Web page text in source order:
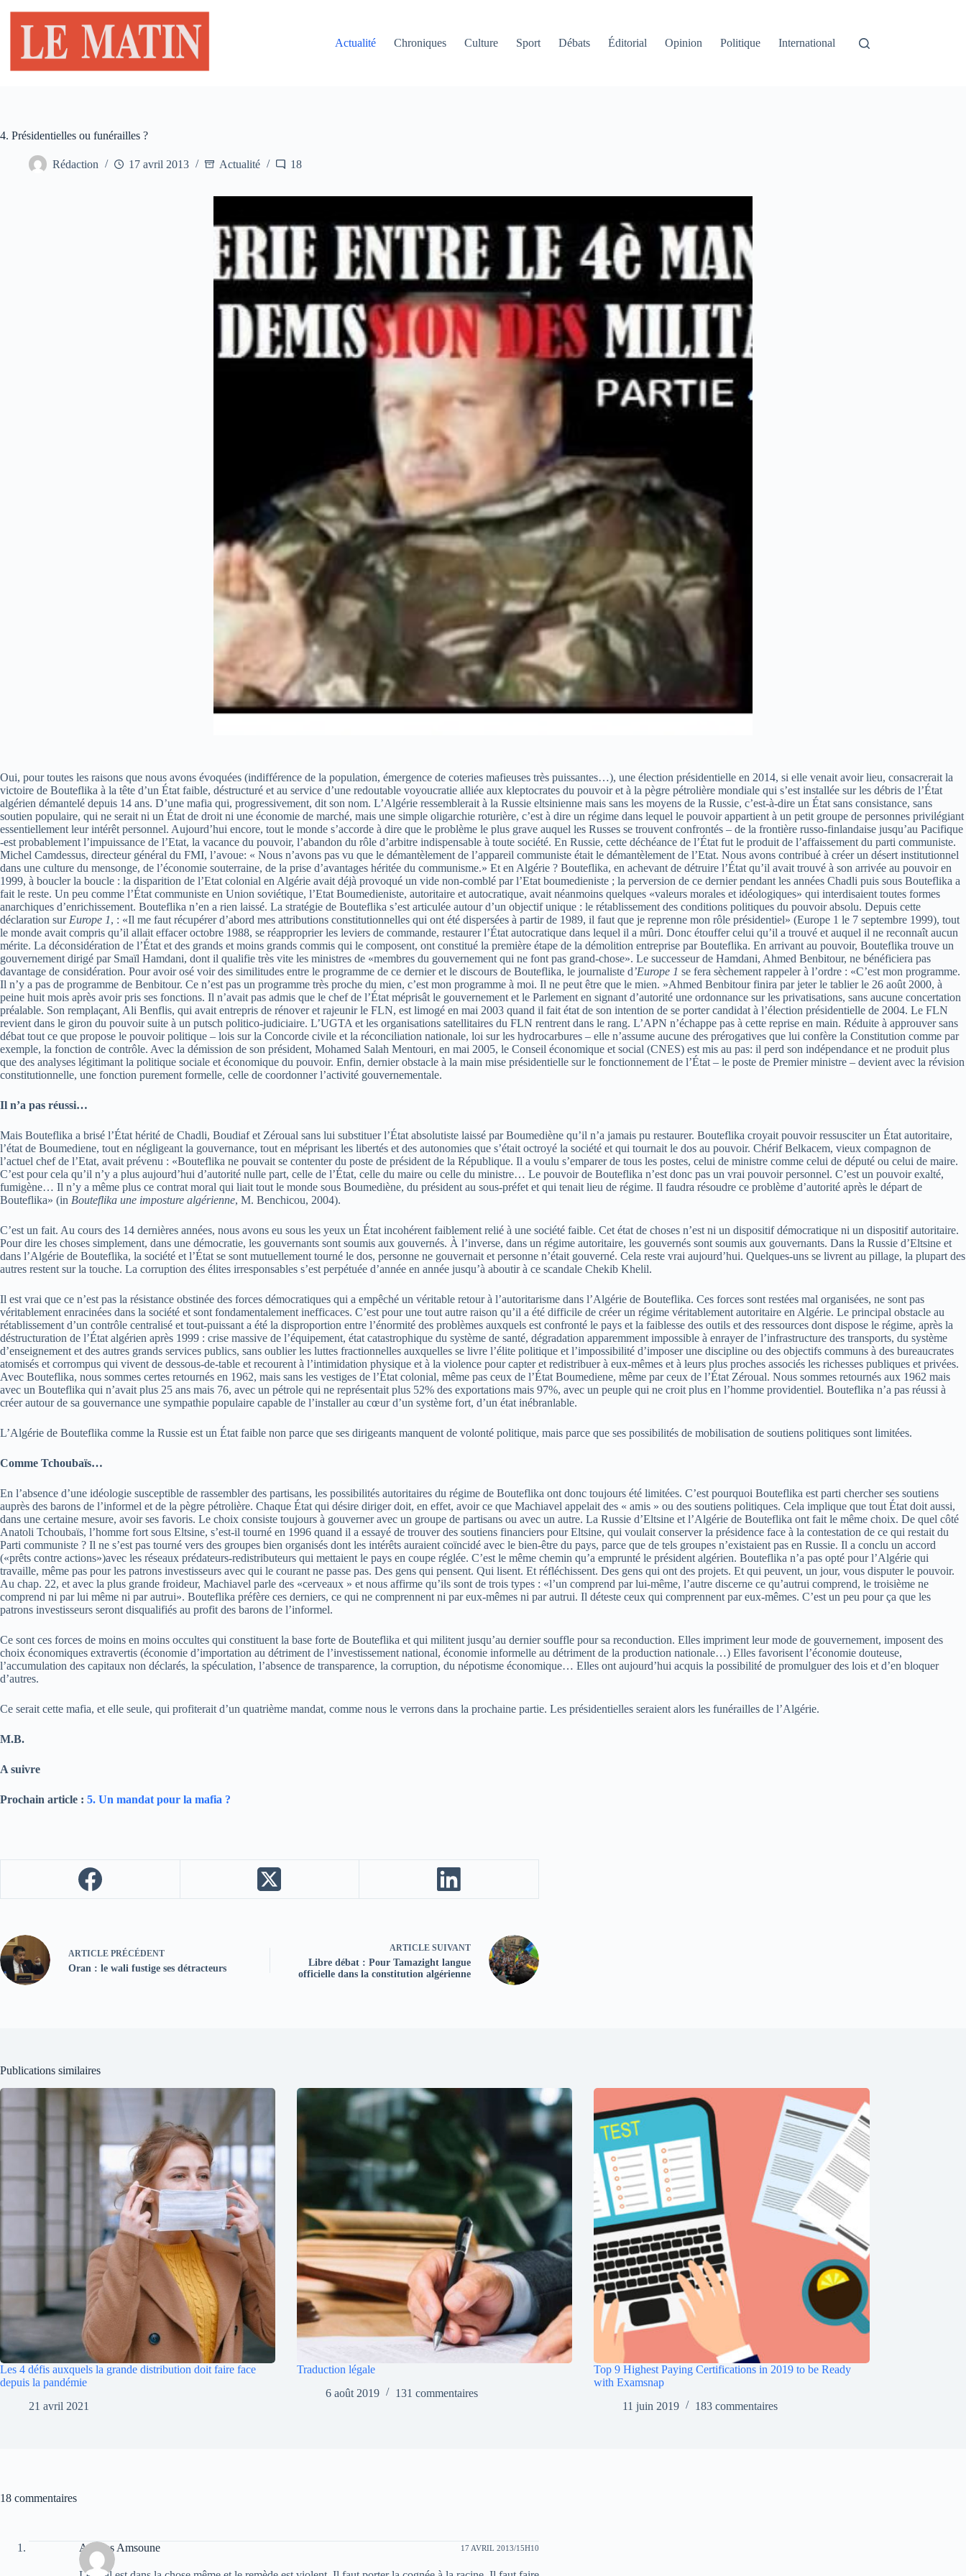
contenu
Actualité
Chroniques Culture Sport Débats Éditorial Opinion Politique International
4. Présidentielles ou funérailles ?
Rédaction 17 avril 2013 Actualité 18
Oui, pour toutes les raisons que nous avons évoquées (indifférence de la population, émergence de coteries mafieuses très puissantes…), une élection présidentielle en 2014, si elle venait avoir lieu, consacrerait la
victoire de Bouteflika à la tête d’un État faible, déstructuré et au service d’une redoutable voyoucratie alliée aux kleptocrates du pouvoir et à la pègre pétrolière mondiale qui s’est installée sur les débris de l’État
algérien démantelé depuis 14 ans. D’une mafia qui, progressivement, dit son nom. L’Algérie ressemblerait à la Russie eltsinienne mais sans les moyens de la Russie, c’est-à-dire un État sans consistance, sans
soutien populaire, qui ne serait ni un État de droit ni une économie de marché, mais une simple oligarchie roturière, c’est à dire un régime dans lequel le pouvoir appartient à un petit groupe de personnes privilégiant
essentiellement leur intérêt personnel. Aujourd’hui encore, tout le monde s’accorde à dire que le problème le plus grave auquel les Russes se trouvent confrontés – de la frontière russo-finlandaise jusqu’au Pacifique
-est probablement l’impuissance de l’Etat, la vacance du pouvoir, l’abandon du rôle d’arbitre indispensable à toute société. En Russie, cette déchéance de l’État fut le produit de l’affaissement du parti communiste.
Michel Camdessus, directeur général du FMI, l’avoue: « Nous n’avons pas vu que le démantèlement de l’appareil communiste était le démantèlement de l’Etat. Nous avons contribué à créer un désert institutionnel
dans une culture du mensonge, de l’économie souterraine, de la prise d’avantages héritée du communisme.» Et en Algérie ? Bouteflika, en achevant de détruire l’État qu’il avait trouvé à son arrivée au pouvoir en
1999, à boucler la boucle : la disparition de l’Etat colonial en Algérie avait déjà provoqué un vide non-comblé par l’Etat boumedieniste ; la perversion de ce dernier pendant les années Chadli puis sous Bouteflika a
fait le reste. Un peu comme l’État communiste en Union soviétique, l’Etat Boumedieniste, autoritaire et autocratique, avait néanmoins quelques «valeurs morales et idéologiques» qui interdisaient toutes formes
anarchiques d’enrichissement. Bouteflika n’en a rien laissé. La stratégie de Bouteflika s’est articulée autour d’un objectif unique : le rétablissement des conditions politiques du pouvoir absolu. Depuis cette
déclaration sur Europe 1, : «Il me faut récupérer d’abord mes attributions constitutionnelles qui ont été dispersées à partir de 1989, il faut que je reprenne mon rôle présidentiel» (Europe 1 le 7 septembre 1999), tout
le monde avait compris qu’il allait effacer octobre 1988, se réapproprier les leviers de commande, restaurer l’État autocratique dans lequel il a mûri. Donc étouffer celui qu’il a trouvé et auquel il ne reconnaît aucun
mérite. La déconsidération de l’État et des grands et moins grands commis qui le composent, ont constitué la première étape de la démolition entreprise par Bouteflika. En arrivant au pouvoir, Bouteflika trouve un
gouvernement dirigé par Smaïl Hamdani, dont il qualifie très vite les ministres de «membres du gouvernement qui ne font pas grand-chose». Le successeur de Hamdani, Ahmed Benbitour, ne bénéficiera pas
davantage de considération. Pour avoir osé voir des similitudes entre le programme de ce dernier et le discours de Bouteflika, le journaliste d’Europe 1 se fera sèchement rappeler à l’ordre : «C’est mon programme.
Il n’y a pas de programme de Benbitour. Ce n’est pas un programme très proche du mien, c’est mon programme à moi. Il ne peut être que le mien. »Ahmed Benbitour finira par jeter le tablier le 26 août 2000, à
peine huit mois après avoir pris ses fonctions. Il n’avait pas admis que le chef de l’État méprisât le gouvernement et le Parlement en signant d’autorité une ordonnance sur les privatisations, sans aucune concertation
préalable. Son remplaçant, Ali Benflis, qui avait entrepris de rénover et rajeunir le FLN, est limogé en mai 2003 quand il fait état de son intention de se porter candidat à l’élection présidentielle de 2004. Le FLN
revient dans le giron du pouvoir suite à un putsch politico-judiciaire. L’UGTA et les organisations satellitaires du FLN rentrent dans le rang. L’APN n’échappe pas à cette reprise en main. Réduite à approuver sans
débat tout ce que propose le pouvoir politique – lois sur la Concorde civile et la réconciliation nationale, loi sur les hydrocarbures – elle n’assume aucune des prérogatives que lui confère la Constitution comme par
exemple, la fonction de contrôle. Avec la démission de son président, Mohamed Salah Mentouri, en mai 2005, le Conseil économique et social (CNES) est mis au pas: il perd son indépendance et ne produit plus
que des analyses légitimant la politique sociale et économique du pouvoir. Enfin, dernier obstacle à la main mise présidentielle sur le fonctionnement de l’État – le poste de Premier ministre – devient avec la révision
constitutionnelle, une fonction purement formelle, celle de coordonner l’activité gouvernementale.
Il n’a pas réussi…
Mais Bouteflika a brisé l’État hérité de Chadli, Boudiaf et Zéroual sans lui substituer l’État absolutiste laissé par Boumediène qu’il n’a jamais pu restaurer. Bouteflika croyait pouvoir ressusciter un État autoritaire,
l’état de Boumediene, tout en négligeant la gouvernance, tout en méprisant les libertés et des autonomies que s’était octroyé la société et qui tournait le dos au pouvoir. Chérif Belkacem, vieux compagnon de
l’actuel chef de l’Etat, avait prévenu : «Bouteflika ne pouvait se contenter du poste de président de la République. Il a voulu s’emparer de tous les postes, celui de ministre comme celui de député ou celui de maire.
C’est pour cela qu’il n’y a plus aujourd’hui d’autorité nulle part, celle de l’État, celle du maire ou celle du ministre… Le pouvoir de Bouteflika n’est donc pas un vrai pouvoir personnel. C’est un pouvoir exalté,
fumigène… Il n’y a même plus ce contrat moral qui liait tout le monde sous Boumediène, du président au sous-préfet et qui tenait lieu de régime. Il faudra résoudre ce problème d’autorité après le départ de
Bouteflika» (in Bouteflika une imposture algérienne, M. Benchicou, 2004).
C’est un fait. Au cours des 14 dernières années, nous avons eu sous les yeux un État incohérent faiblement relié à une société faible. Cet état de choses n’est ni un dispositif démocratique ni un dispositif autoritaire.
Pour dire les choses simplement, dans une démocratie, les gouvernants sont soumis aux gouvernés. À l’inverse, dans un régime autoritaire, les gouvernés sont soumis aux gouvernants. Dans la Russie d’Eltsine et
dans l’Algérie de Bouteflika, la société et l’État se sont mutuellement tourné le dos, personne ne gouvernait et personne n’était gouverné. Cela reste vrai aujourd’hui. Quelques-uns se livrent au pillage, la plupart des
autres restent sur la touche. La corruption des élites irresponsables s’est perpétuée d’année en année jusqu’à aboutir à ce scandale Chekib Khelil.
Il est vrai que ce n’est pas la résistance obstinée des forces démocratiques qui a empêché un véritable retour à l’autoritarisme dans l’Algérie de Bouteflika. Ces forces sont restées mal organisées, ne sont pas
véritablement enracinées dans la société et sont fondamentalement inefficaces. C’est pour une tout autre raison qu’il a été difficile de créer un régime véritablement autoritaire en Algérie. Le principal obstacle au
rétablissement d’un contrôle centralisé et tout-puissant a été la disproportion entre l’énormité des problèmes auxquels est confronté le pays et la faiblesse des outils et des ressources dont dispose le régime, après la
déstructuration de l’État algérien après 1999 : crise massive de l’équipement, état catastrophique du système de santé, dégradation apparemment impossible à enrayer de l’infrastructure des transports, du système
d’enseignement et des autres grands services publics, sans oublier les luttes fractionnelles auxquelles se livre l’élite politique et l’impossibilité d’imposer une discipline ou des objectifs communs à des bureaucrates
atomisés et corrompus qui vivent de dessous-de-table et recourent à l’intimidation physique et à la violence pour capter et redistribuer à eux-mêmes et à leurs plus proches associés les richesses publiques et privées.
Avec Bouteflika, nous sommes certes retournés en 1962, mais sans les vestiges de l’État colonial, même pas ceux de l’État Boumediene, même par ceux de l’État Zéroual. Nous sommes retournés aux 1962 mais
avec un Bouteflika qui n’avait plus 25 ans mais 76, avec un pétrole qui ne représentait plus 52% des exportations mais 97%, avec un peuple qui ne croit plus en l’homme providentiel. Bouteflika n’a pas réussi à
créer autour de sa gouvernance une sympathie populaire capable de l’installer au cœur d’un système fort, d’un état inébranlable.
L’Algérie de Bouteflika comme la Russie est un État faible non parce que ses dirigeants manquent de volonté politique, mais parce que ses possibilités de mobilisation de soutiens politiques sont limitées.
Comme Tchoubaïs…
En l’absence d’une idéologie susceptible de rassembler des partisans, les possibilités autoritaires du régime de Bouteflika ont donc toujours été limitées. C’est pourquoi Bouteflika est parti chercher ses soutiens
auprès des barons de l’informel et de la pègre pétrolière. Chaque État qui désire diriger doit, en effet, avoir ce que Machiavel appelait des « amis » ou des soutiens politiques. Cela implique que tout État doit aussi,
dans une certaine mesure, avoir ses favoris. Le choix consiste toujours à gouverner avec un groupe de partisans ou avec un autre. La Russie d’Eltsine et l’Algérie de Bouteflika ont fait le même choix. De quel côté
Anatoli Tchoubaïs, l’homme fort sous Eltsine, s’est-il tourné en 1996 quand il a essayé de trouver des soutiens financiers pour Eltsine, qui voulait conserver la présidence face à la contestation de ce qui restait du
Parti communiste ? Il ne s’est pas tourné vers des groupes bien organisés dont les intérêts auraient coïncidé avec le bien-être du pays, parce que de tels groupes n’existaient pas en Russie. Il a conclu un accord
(«prêts contre actions»)avec les réseaux prédateurs-redistributeurs qui mettaient le pays en coupe réglée. C’est le même chemin qu’a emprunté le président algérien. Bouteflika n’a pas opté pour l’Algérie qui
travaille, même pas pour les patrons investisseurs avec qui le courant ne passe pas. Des gens qui pensent. Qui lisent. Et réfléchissent. Des gens qui ont des projets. Et qui peuvent, un jour, vous disputer le pouvoir.
Au chap. 22, et avec la plus grande froideur, Machiavel parle des «cerveaux » et nous affirme qu’ils sont de trois types : «l’un comprend par lui-même, l’autre discerne ce qu’autrui comprend, le troisième ne
comprend ni par lui même ni par autrui». Bouteflika préfère ces derniers, ce qui ne comprennent ni par eux-mêmes ni par autrui. Il déteste ceux qui comprennent par eux-mêmes. C’est un peu pour ça que les
patrons investisseurs seront disqualifiés au profit des barons de l’informel.
Ce sont ces forces de moins en moins occultes qui constituent la base forte de Bouteflika et qui militent jusqu’au dernier souffle pour sa reconduction. Elles impriment leur mode de gouvernement, imposent des
choix économiques extravertis (économie d’importation au détriment de l’investissement national, économie informelle au détriment de la production nationale…) Elles favorisent l’économie douteuse,
l’accumulation des capitaux non déclarés, la spéculation, l’absence de transparence, la corruption, du népotisme économique… Elles ont aujourd’hui acquis la possibilité de promulguer des lois et d’en bloquer
d’autres.
Ce serait cette mafia, et elle seule, qui profiterait d’un quatrième mandat, comme nous le verrons dans la prochaine partie. Les présidentielles seraient alors les funérailles de l’Algérie.
M.B.
A suivre
Prochain article : 5. Un mandat pour la mafia ?
ARTICLE PRÉCÉDENT
Oran : le wali fustige ses détracteurs
ARTICLE SUIVANT
Libre débat : Pour Tamazight langue
officielle dans la constitution algérienne
Publications similaires
Les 4 défis auxquels la grande distribution doit faire face
depuis la pandémie
21 avril 2021
Traduction légale
6 août 2019
131 commentaires
Top 9 Highest Paying Certifications in 2019 to be Ready
with Examsnap
11 juin 2019
183 commentaires
18 commentaires
Atheras Amsoune 17 AVRIL 2013/15H10